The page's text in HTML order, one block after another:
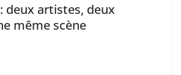
deux artistes, deux
même scène